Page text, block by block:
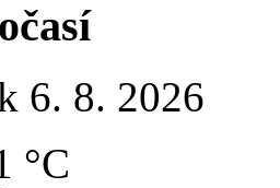
6. 8. 2026
°C